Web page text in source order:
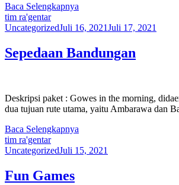
Baca Selengkapnya
tim ra'gentar
UncategorizedJuli 16, 2021Juli 17, 2021
Sepedaan Bandungan
Deskripsi paket : Gowes in the morning,
dua tujuan rute utama, yaitu Ambarawa dan
Baca Selengkapnya
tim ra'gentar
UncategorizedJuli 15, 2021
Fun Games